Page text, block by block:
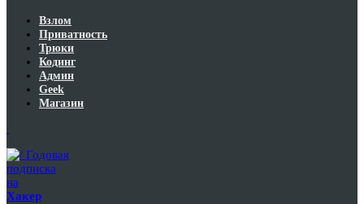
Взлом
Приватность
Трюки
Кодинг
Админ
Geek
Магазин
Годовая
подписка
на
Хакер